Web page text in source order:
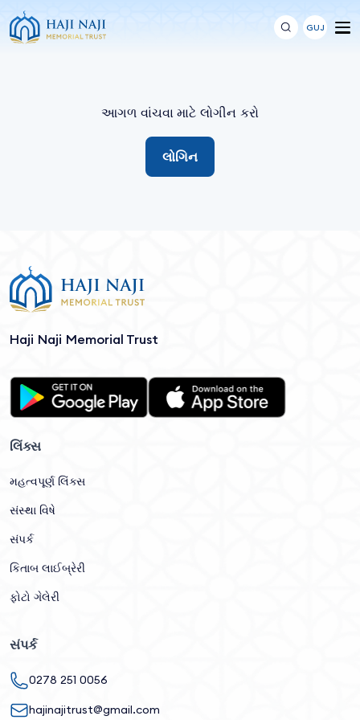
GUJ
આગળ વાંચવા માટે લોગીન કરો
લોગિન
Haji Naji Memorial Trust
લિંક્સ
મહત્વપૂર્ણ લિંક્સ
સંસ્થા વિષે
સંપર્ક
કિતાબ લાઈબ્રેરી
ફોટો ગેલેરી
સંપર્ક
0278 251 0056
hajinajitrust@gmail.com